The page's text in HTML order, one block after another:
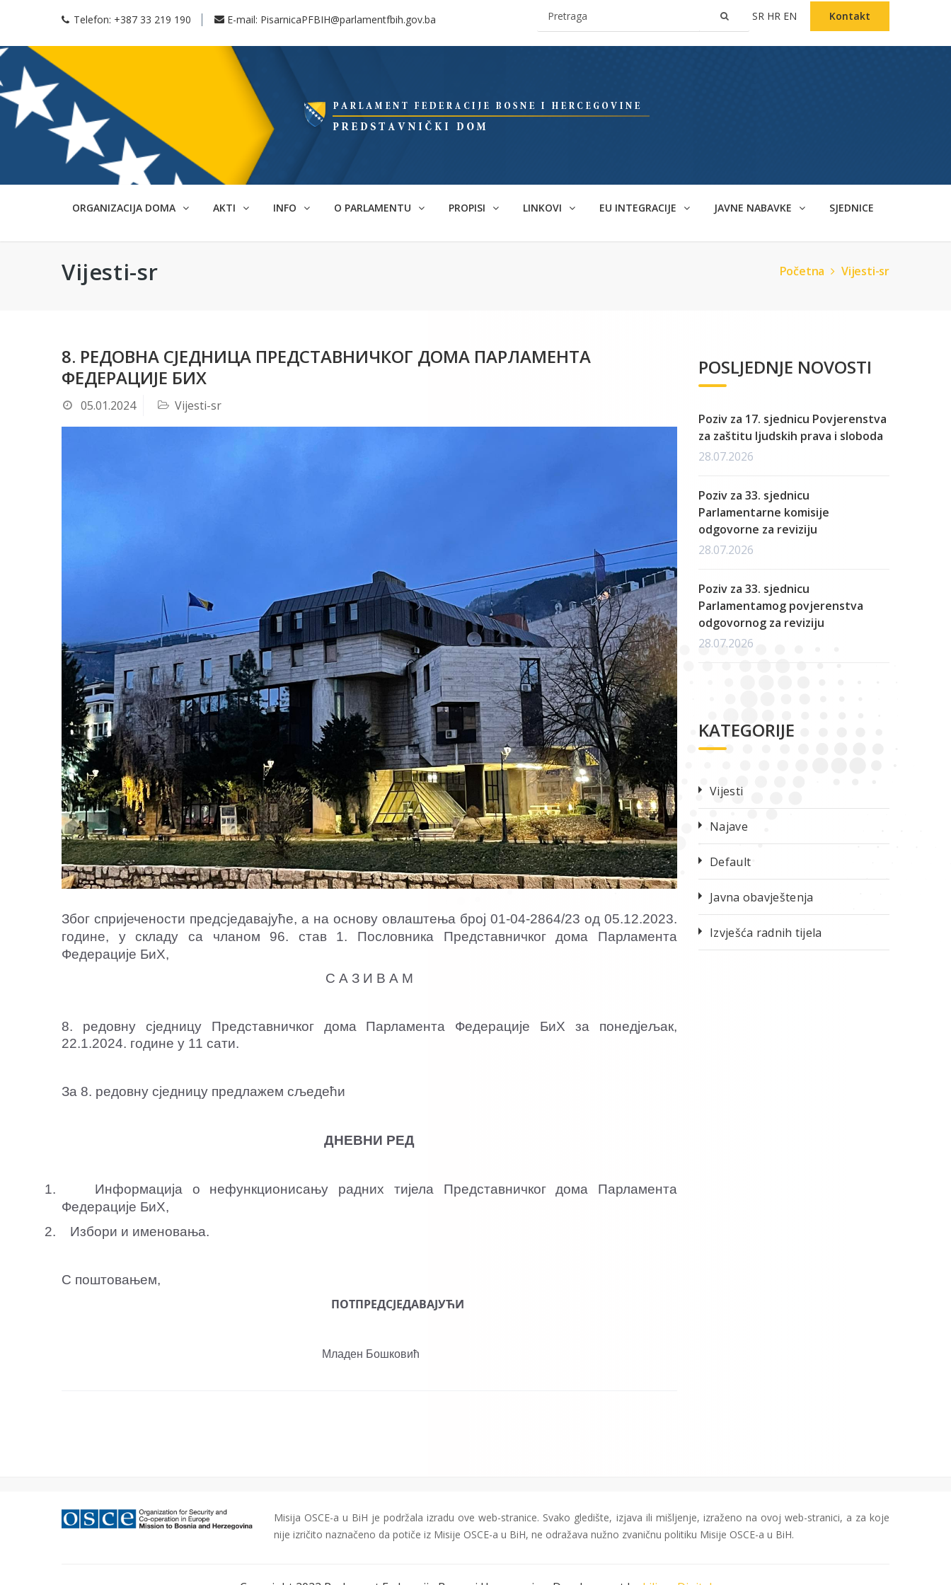
Telefon: +387 33 219 190 E-mail: PisarnicaPFBIH@parlamentfbih.gov.ba SR HR EN Kontakt
ORGANIZACIJA DOMA AKTI INFO O PARLAMENTU PROPISI LINKOVI EU INTEGRACIJE JAVNE NABAVKE SJEDNICE
Vijesti-sr Početna Vijesti-sr
8. РЕДОВНА СЈЕДНИЦА ПРЕДСТАВНИЧКОГ ДОМА ПАРЛАМЕНТА
ФЕДЕРАЦИЈЕ БИХ
05.01.2024 Vijesti-sr
Због спријечености предсједавајуће, а на основу овлаштења број 01-04-2864/23 од 05.12.2023.
године, у складу са чланом 96. став 1. Пословника Представничког дома Парламента
Федерације БиХ,
С А З И В А М
8. редовну сједницу Представничког дома Парламента Федерације БиХ за понед‌јељак,
22.1.2024. године у 11 сати.
За 8. редовну сједницу предлажем сљедећи
ДНЕВНИ РЕД
1.
Информација о нефункционисању радних тијела Представничког дома Парламента
Федерације БиХ,
2.
Избори и именовања.
С поштовањем,
ПОТПРЕДСЈЕДАВАЈУЋИ
Младен Бошковић
POSLJEDNJE NOVOSTI
Poziv za 17. sjednicu Povjerenstva
za zaštitu ljudskih prava i sloboda
28.07.2026
Poziv za 33. sjednicu
Parlamentarne komisije
odgovorne za reviziju
28.07.2026
Poziv za 33. sjednicu
Parlamentamog povjerenstva
odgovornog za reviziju
28.07.2026
KATEGORIJE
Vijesti
Najave
Default
Javna obavještenja
Izvješća radnih tijela
Misija OSCE-a u BiH je podržala izradu ove web-stranice. Svako gledište, izjava ili mišljenje, izraženo na ovoj web-stranici, a za koje
nije izričito naznačeno da potiče iz Misije OSCE-a u BiH, ne odražava nužno zvaničnu politiku Misije OSCE-a u BiH.